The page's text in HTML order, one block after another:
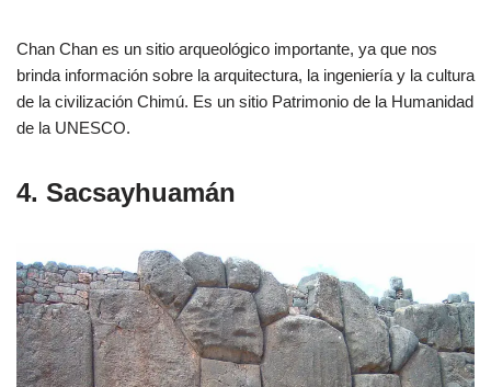
Chan Chan es un sitio arqueológico importante, ya que nos
brinda información sobre la arquitectura, la ingeniería y la cultura
de la civilización Chimú. Es un sitio Patrimonio de la Humanidad
de la UNESCO.
4. Sacsayhuamán